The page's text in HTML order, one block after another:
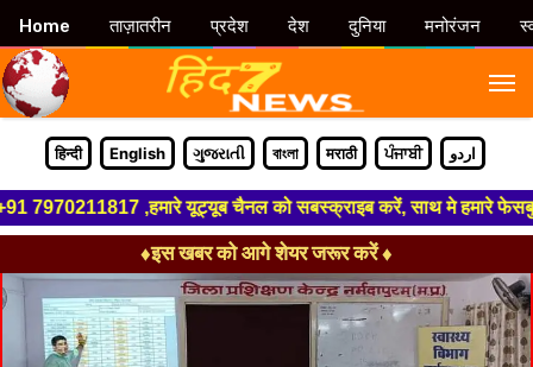
हिन्दी English ગુજરાતી বাংলা मराठी ਪੰਜਾਬੀ اردو
,हमारे यूट्यूब चैनल को सबस्क्राइब करें, साथ मे हमारे फेसबुक
♦इस खबर को आगे शेयर जरूर करें ♦
Home ताज़ातरीन प्रदेश देश दुनिया मनोरंजन